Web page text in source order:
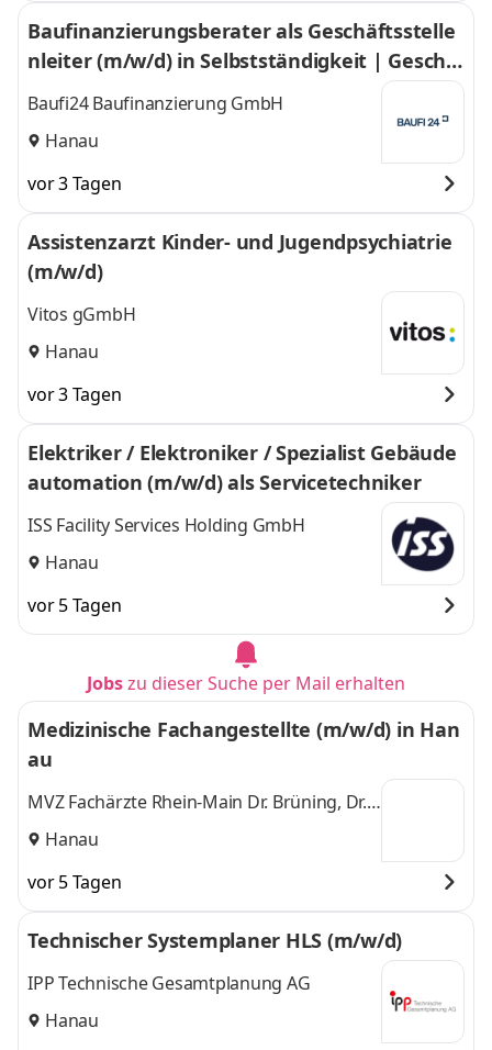
Darmstadt, Mainz, 4 weitere
Baufinanzierungsberater als Geschäftsstelle
nleiter (m/w/d) in Selbstständigkeit | Geschä
ftsstelle Hanau/Aschaffenburg
Baufi24 Baufinanzierung GmbH
Hanau
vor 3 Tagen
Assistenzarzt Kinder- und Jugendpsychiatrie
(m/w/d)
Vitos gGmbH
Hanau
vor 3 Tagen
Elektriker / Elektroniker / Spezialist Gebäude
automation (m/w/d) als Servicetechniker
ISS Facility Services Holding GmbH
Hanau
vor 5 Tagen
Jobszu dieser Suche per Mail erhalten
Medizinische Fachangestellte (m/w/d) in Han
au
MVZ Fachärzte Rhein-Main Dr. Brüning, Dr.
Arkan und Kollegen
Hanau
vor 5 Tagen
Technischer Systemplaner HLS (m/w/d)
IPP Technische Gesamtplanung AG
Hanau